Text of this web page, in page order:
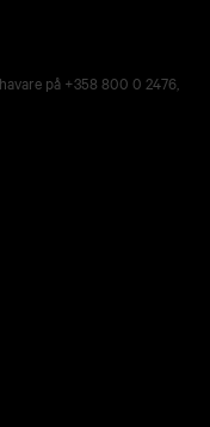
på +358 800 0 2476,